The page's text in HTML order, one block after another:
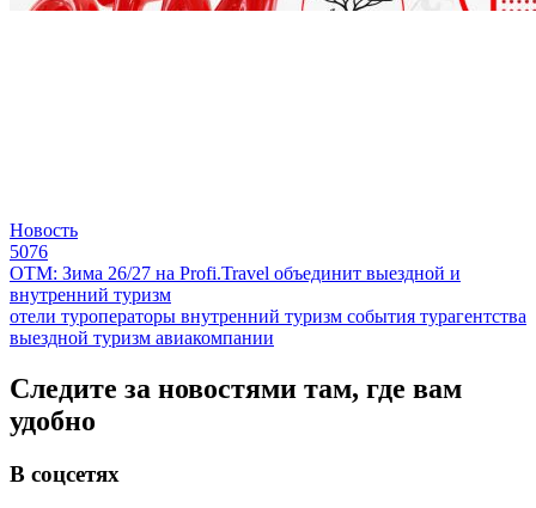
Новость
5076
ОТМ: Зима 26/27 на Profi.Travel объединит выездной и
внутренний туризм
отели туроператоры внутренний туризм события турагентства
выездной туризм авиакомпании
Следите за новостями там, где вам
удобно
В соцсетях